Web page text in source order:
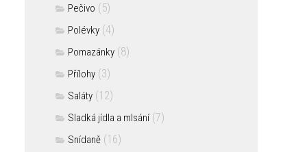
Pečivo (5)
Polévky (4)
Pomazánky (8)
Přílohy (3)
Saláty (12)
Sladká jídla a mlsání(7)
Snídaně (16)